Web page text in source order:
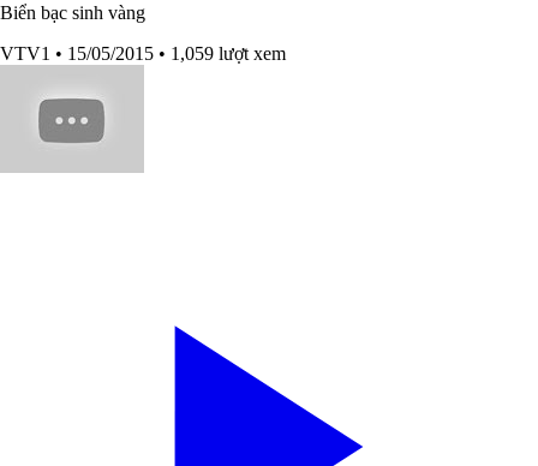
Biển bạc sinh vàng
VTV1 • 15/05/2015 • 1,059 lượt xem